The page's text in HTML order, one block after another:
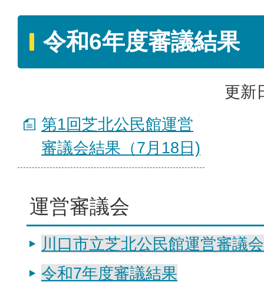
令和6年度審議結果
更新
第1回芝北公民館運営
審議会結果（7月18日)
運営審議会
川口市立芝北公民館運営審議会
令和7年度審議結果